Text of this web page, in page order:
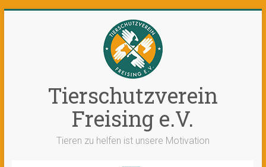
Tierschutzverein
Freising e.V.
Tieren zu helfen ist unsere Motivation